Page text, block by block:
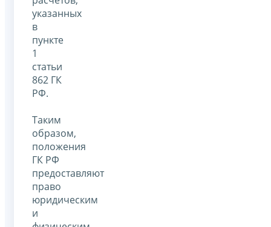
указанных
в
пункте
1
статьи
862 ГК
РФ.
Таким
образом,
положения
ГК РФ
предоставляют
право
юридическим
и